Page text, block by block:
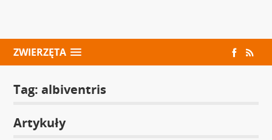
ZWIERZĘTA
Tag: albiventris
Artykuły